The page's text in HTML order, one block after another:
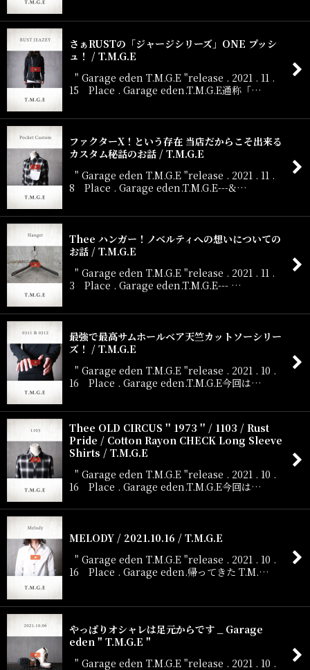
さぁRUSTの「ジャージシリーズ」ONE プッシ
ュ！ / T.M.G.E
" Garage eden T.M.G.E "release . 2021 . 11 .
15 Place . Garage eden.T.M.G.E通称「…
ファクターX！という存在 当店だからこそ出来る
カスタム秘話のお話 / T.M.G.E
" Garage eden T.M.G.E "release . 2021 . 11 .
8 Place . Garage eden.T.M.G.E---&…
Thee ハンガー！ノベルティへの想いについての
お話 / T.M.G.E
" Garage eden T.M.G.E "release . 2021 . 11 .
3 Place . Garage eden.T.M.G.E--- …
最強で最高サムホールベア天竺カットソーシリー
ズ！ / T.M.G.E
" Garage eden T.M.G.E "release . 2021 . 10 .
16 Place . Garage eden.T.M.G.E今回は…
Thee OLD CIRCUS '' 1973 '' / 1103 / Rust
Pride / Cotton Rayon CHECK Long Sleeve
Shirts / T.M.G.E
" Garage eden T.M.G.E "release . 2021 . 10 .
16 Place . Garage eden.T.M.G.E今回は…
MELODY / 2021.10.16 / T.M.G.E
" Garage eden T.M.G.E "release . 2021 . 10 .
16 Place . Garage eden.帰ってきた T.M.…
やっぱりオシャレは足元からです _ Garage
eden " T.M.G.E "
" Garage eden T.M.G.E "release . 2021 . 10 .